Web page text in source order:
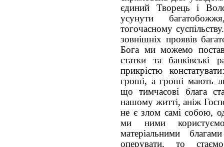
єдиний Творець і
усунути
тогочасному
зовнішніх проявів
Бога ми можемо
статки та
прикрістю
гроші, а гроші мають
що тимчасові блага
нашому житті, аніж
не є злом самі собою,
ми ними
матеріальними
оперувати, то